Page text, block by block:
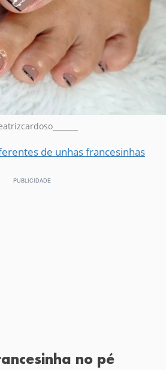
de unhas francesinhas
no pé